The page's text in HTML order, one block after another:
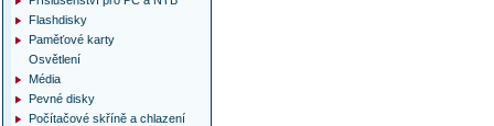
Flashdisky
Paměťové karty
Osvětlení
Média
Pevné disky
Počítačové skříně a chlazení